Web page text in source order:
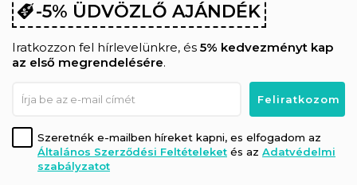
-5% ÜDVÖZLŐ AJÁNDÉK
Iratkozzon fel hírlevelünkre, és 5% kedvezményt kap
az első megrendelésére.
Szeretnék e-mailben híreket kapni, es elfogadom az
Általános Szerződési Feltételeket és az Adatvédelmi
szabályzatot